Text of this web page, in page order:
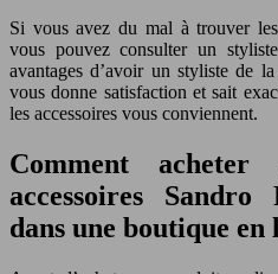
Si vous avez du mal à trouver les
vous pouvez consulter un
avantages d’avoir un styliste de
vous donne satisfaction et sait
les accessoires vous conviennent.
Comment acheter
accessoires
dans une boutique en